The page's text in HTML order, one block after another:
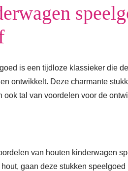
is een tijdloze klassieker die
ontwikkelt. Deze charmante
ook tal van voordelen voor de
van houten kinderwagen
gaan deze stukken